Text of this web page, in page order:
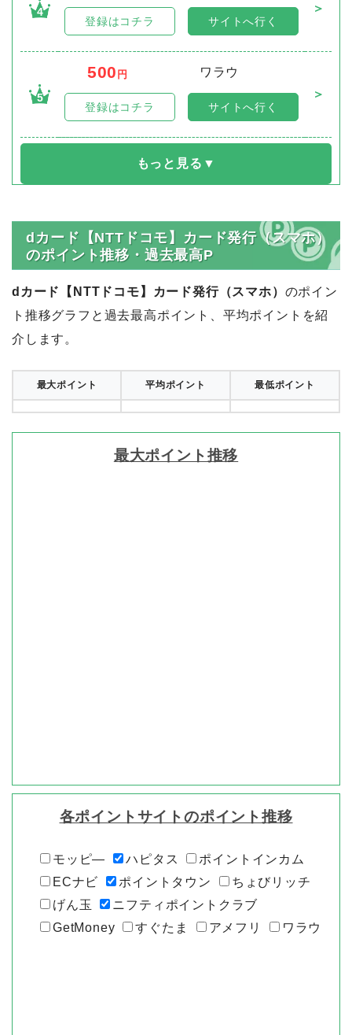
4
＞
登録はコチラ サイトへ行く
5
500 円
ワラウ
＞
登録はコチラ サイトへ行く
dカード【NTTドコモ】カード発行（スマホ）
のポイント推移・過去最高P
dカード【NTTドコモ】カード発行（スマホ） のポイン
ト推移グラフと過去最高ポイント、平均ポイントを紹
介します。
最大ポイント 平均ポイント 最低ポイント
最大ポイント推移
各ポイントサイトのポイント推移
モッピ― ハピタス
ポイントインカム
ECナビ
ポイントタウン
ちょびリッチ
げん玉
ニフティポイントクラブ
GetMoney
すぐたま アメフリ ワラウ